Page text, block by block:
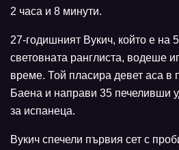
2 часа и 8 минути.
27-годишният Вукич, който е на
световната ранглиста, водеше
време. Той пласира девет аса в
Баена и направи 35 печеливши
за испанеца.
Вукич спечели първия сет с